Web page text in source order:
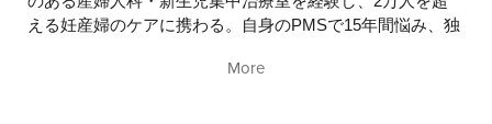
「この書籍は、単なる妊活本にとどまらず、『未病』の改
善、そして健康長寿の指南書としても素晴らしい書籍であ
える妊産婦のケアに携わる。自身のPMSで15年間悩み、独
夜多忙な勤務をするなかで結婚するも子宝に恵まれず、不
More